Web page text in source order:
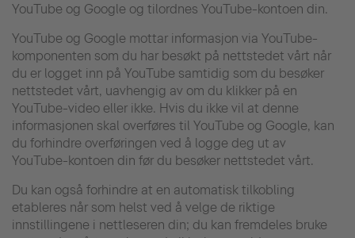
YouTube og Google og tilordnes YouTube-kontoen din.
YouTube og Google mottar informasjon via YouTube-
komponenten som du har besøkt på nettstedet vårt når
du er logget inn på YouTube samtidig som du besøker
nettstedet vårt, uavhengig av om du klikker på en
YouTube-video eller ikke. Hvis du ikke vil at denne
informasjonen skal overføres til YouTube og Google, kan
du forhindre overføringen ved å logge deg ut av
YouTube-kontoen din før du besøker nettstedet vårt.
Du kan også forhindre at en automatisk tilkobling
etableres når som helst ved å velge de riktige
innstillingene i nettleseren din; du kan fremdeles bruke